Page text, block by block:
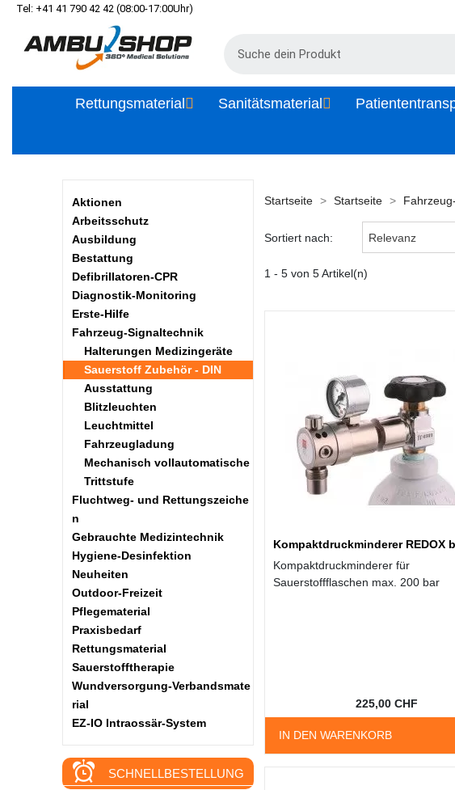
Tel: +41 41 790 42 42 (08:00-17:00Uhr)
Rettungsmaterial Sanitätsmaterial
Aktionen
Arbeitsschutz
Ausbildung
Bestattung
Defibrillatoren-CPR
Diagnostik-Monitoring
Erste-Hilfe
Fahrzeug-Signaltechnik
Halterungen Medizingeräte
Sauerstoff Zubehör - DIN
Ausstattung
Blitzleuchten
Leuchtmittel
Fahrzeugladung
Mechanisch vollautomatische
Trittstufe
Fluchtweg- und Rettungszeiche
n
Gebrauchte Medizintechnik
Hygiene-Desinfektion
Neuheiten
Outdoor-Freizeit
Pflegematerial
Praxisbedarf
Rettungsmaterial
Sauerstofftherapie
Wundversorgung-Verbandsmate
rial
EZ-IO Intraossär-System
SCHNELLBESTELLUNG
Startseite Startseite
Sortiert nach:
1 - 5 von 5 Artikel(n)
Kompaktdruckminderer REDOX
Kompaktdruckminderer für
Sauerstoffflaschen max. 200 bar
IN DEN WARENKORB
225,00 CHF